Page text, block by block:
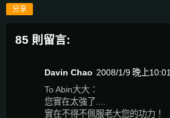
分享
85 則留言:
Davin Chao 2008/1/9 晚上10:01
To Abin大大：
您實在太強了....
實在不得不佩服老大您的功力！